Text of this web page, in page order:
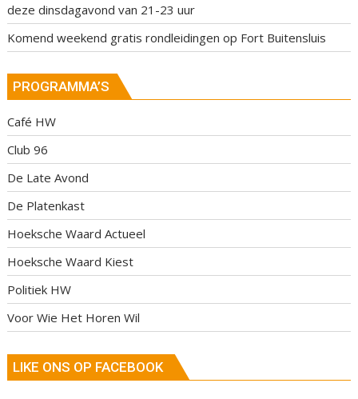
deze dinsdagavond van 21-23 uur
Komend weekend gratis rondleidingen op Fort Buitensluis
PROGRAMMA’S
Café HW
Club 96
De Late Avond
De Platenkast
Hoeksche Waard Actueel
Hoeksche Waard Kiest
Politiek HW
Voor Wie Het Horen Wil
LIKE ONS OP FACEBOOK